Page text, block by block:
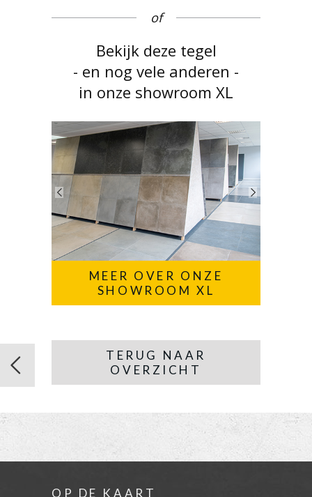
of
Bekijk deze tegel
- en nog vele anderen -
in onze showroom XL
MEER OVER ONZE
SHOWROOM XL
TERUG NAAR
OVERZICHT
OP DE KAART